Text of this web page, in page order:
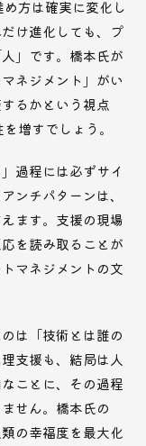
方は確実に変化し
け進化しても、プ
」です。橋本氏が
ネジメント」がい
るかという視点
増すでしょう。
過程には必ずサイ
ンチパターンは、
ます。支援の現場
を読み取ることが
マネジメントの文
は「技術とは誰の
支援も、結局は人
ことに、その過程
せん。橋本氏の
の幸福度を最大化